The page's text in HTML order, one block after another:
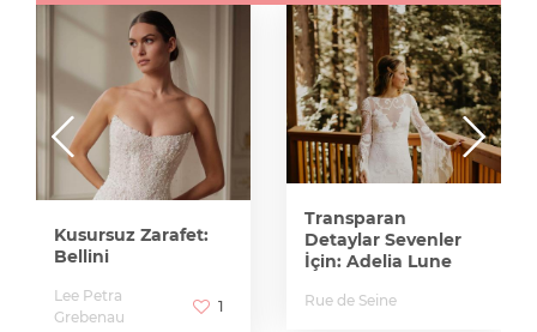
Detaylar Sevenler
İçin: Adelia Lune
Rue de Seine
Zarafetin Ve Sadelik
Şıklığının
Buluşması:
Michaella
Tatiana